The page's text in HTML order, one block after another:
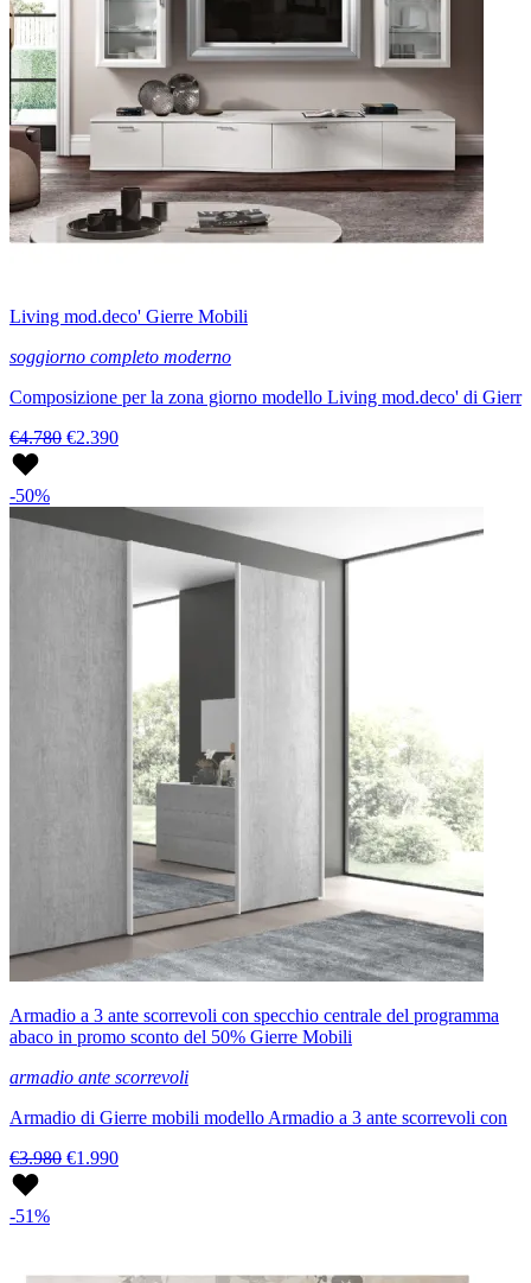
Living mod.deco' Gierre Mobili
soggiorno completo moderno
Composizione per la zona giorno modello Living mod.deco' di Gierr
€4.780 €2.390
-50%
Armadio a 3 ante scorrevoli con specchio centrale del programma
abaco in promo sconto del 50% Gierre Mobili
armadio ante scorrevoli
Armadio di Gierre mobili modello Armadio a 3 ante scorrevoli con
€3.980 €1.990
-51%